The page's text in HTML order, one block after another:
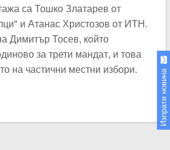
са Тошко Златарев от
и Атанас Христозов от ИТН.
Димитър Тосев, който
за трети мандат, и това
на частични местни избори.
Изпрати новина